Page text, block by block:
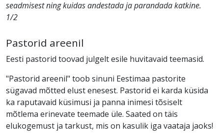
seadmisest ning kuidas andestada ja parandada katkine.
1/2
Pastorid areenil
Eesti pastorid toovad julgelt esile huvitavaid teemasid.
"Pastorid areenil" toob sinuni Eestimaa pastorite
sügavad mõtted elust enesest. Pastorid ei karda küsida
ka raputavaid küsimusi ja panna inimesi tõsiselt
mõtlema erinevate teemade üle. Saated on täis
elukogemust ja tarkust, mis on kasulik iga vaataja jaoks!